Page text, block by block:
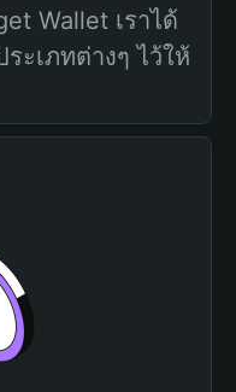
Wallet เราได้
ะเภทต่างๆ ไว้ให้